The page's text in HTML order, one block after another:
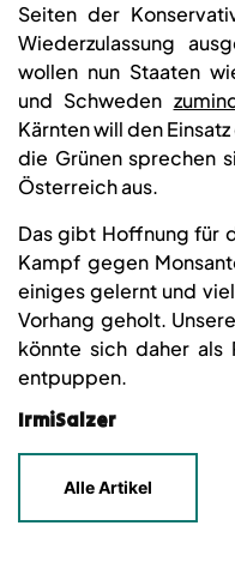
Seiten der
Wiederzulassung
wollen nun Staaten
und Schweden
Kärnten will den
die Grünen sprechen
Österreich aus.
Das gibt Hoffnung für
Kampf gegen
einiges gelernt und
Vorhang geholt.
könnte sich daher als
entpuppen.
IrmiSalzer
Alle Artikel